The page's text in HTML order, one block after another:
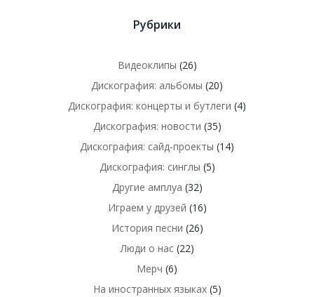
Рубрики
Видеоклипы (26)
Дискография: альбомы (20)
Дискография: концерты и бутлеги (4)
Дискография: новости (35)
Дискография: сайд-проекты (14)
Дискография: синглы (5)
Другие амплуа (32)
Играем у друзей (16)
История песни (26)
Люди о нас(22)
Мерч (6)
На иностранных языках(5)